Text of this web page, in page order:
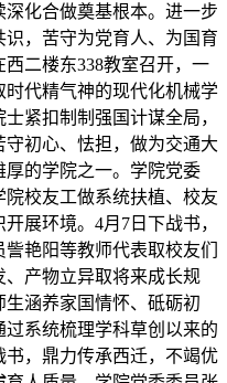
化合做奠基根本。进一步
，苦守为党育人、为国育
二楼东338教室召开，一
代精气神的现代化机械学
紧扣制制强国计谋全局，
初心、怯担，做为交通大
的学院之一。学院党委
校友工做系统扶植、校友
展环境。4月7日下战书，
艳阳等教师代表取校友们
产物立异取将来成长规
涵养家国情怀、砥砺初
系统梳理学科草创以来的
书，鼎力传承西迁，不竭优